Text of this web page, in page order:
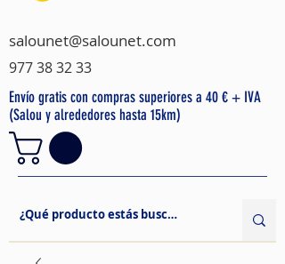
salounet@salounet.com
977 38 32 33
Envío gratis con compras superiores a 40 € + IVA
(Salou y alrededores hasta 15km)